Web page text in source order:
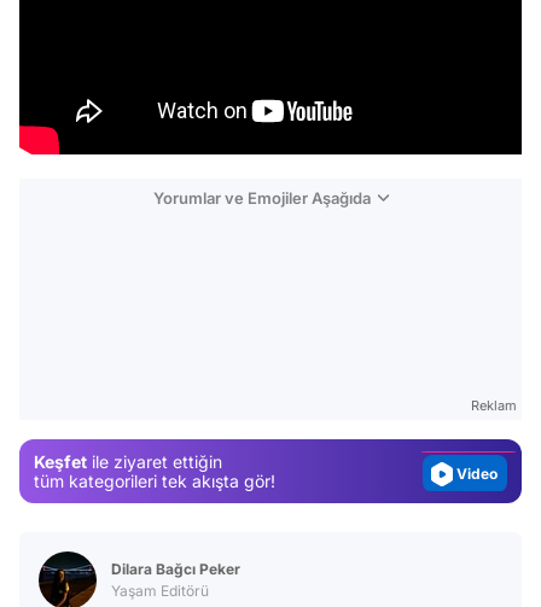
Yorumlar ve Emojiler Aşağıda
Reklam
Keşfet ile ziyaret ettiğin
tüm kategorileri tek akışta gör!
Video
Dilara Bağcı Peker
Yaşam Editörü